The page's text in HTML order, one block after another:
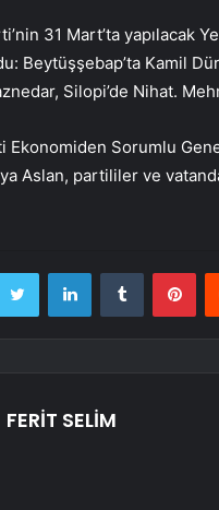
31 Mart’ta yapılacak
Beytüşşebap’ta Kamil
Silopi’de Nihat.
Ekonomiden Sorumlu
Aslan, partililer ve
Twitter LinkedInTumblr
FERİT SELİM